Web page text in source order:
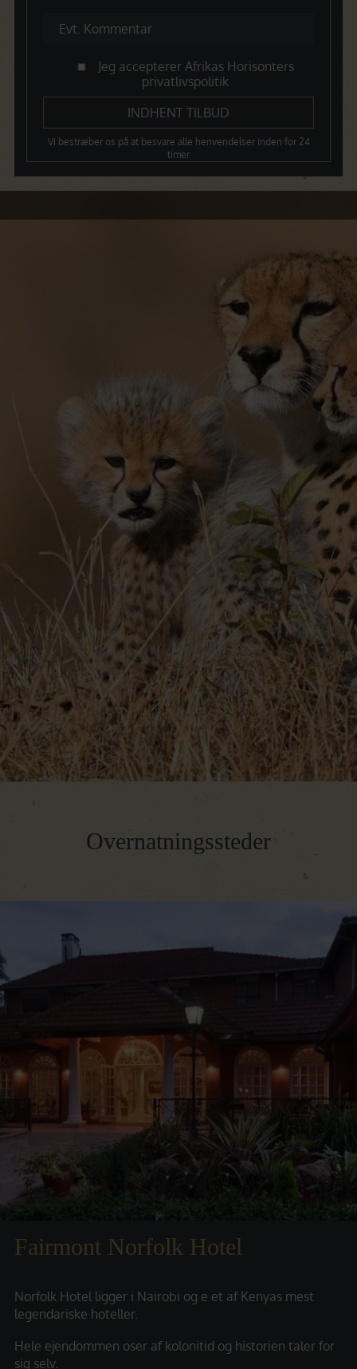
Jeg accepterer Afrikas Horisonters
privatlivspolitik
Vi bestræber os på at besvare alle henvendelser inden for 24
timer
Dagsprogram
Dag 7 – Masai Mara, Mara River
Dag 8 – Masai Mara / Hjemrejse
Dag 9 – Ankomst i Danmark
Overnatningssteder
Fairmont Norfolk Hotel
Norfolk Hotel ligger i Nairobi og e et af Kenyas mest
legendariske hoteller.
Hele ejendommen oser af kolonitid og historien taler for
sig selv.